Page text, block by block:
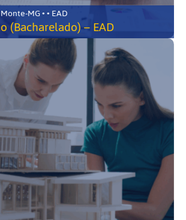
Santo Antônio do Monte-MG • • EAD
(Bacharelado) – EAD